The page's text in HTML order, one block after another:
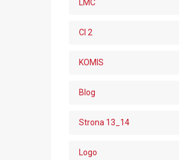
LMC
CI 2
KOMIS
Blog
Strona 13_14
Logo